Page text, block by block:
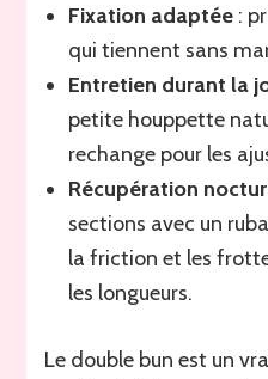
Fixation adaptée :
qui tiennent sans
Entretien durant la
petite houppette
rechange pour les
Récupération
sections avec un
la friction et les
les longueurs.
Le double bun est un